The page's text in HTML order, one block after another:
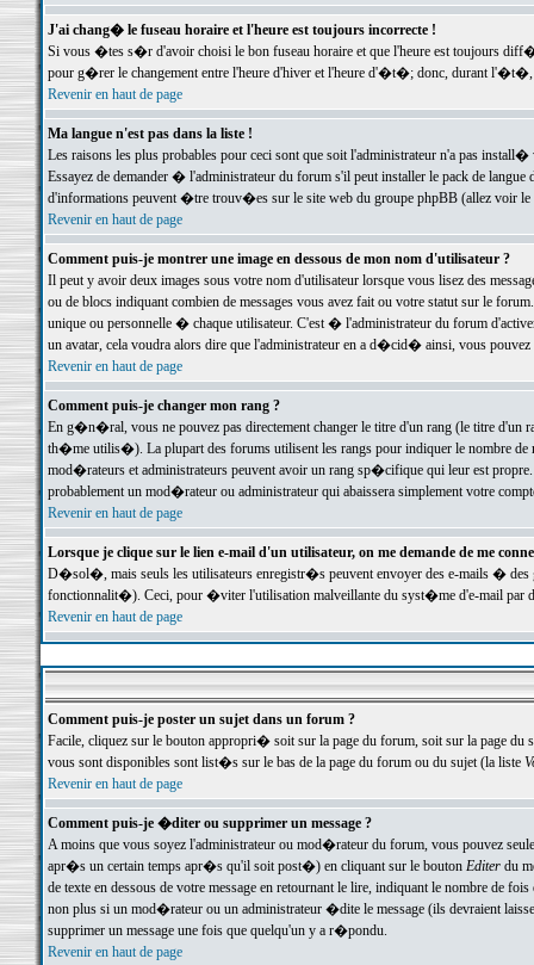
J'ai chang� le fuseau horaire et l'heure est toujours incorrecte !
Si vous �tes s�r d'avoir choisi le bon fuseau horaire et que l'heure est toujours
pour g�rer le changement entre l'heure d'hiver et l'heure d'�t�; donc, durant
Revenir en haut de page
Ma langue n'est pas dans la liste !
Les raisons les plus probables pour ceci sont que soit l'administrateur n'a pas
Essayez de demander � l'administrateur du forum s'il peut installer le pack de
d'informations peuvent �tre trouv�es sur le site web du groupe phpBB (allez voir le
Revenir en haut de page
Comment puis-je montrer une image en dessous de mon nom d'utilisateur ?
Il peut y avoir deux images sous votre nom d'utilisateur lorsque vous lisez des
ou de blocs indiquant combien de messages vous avez fait ou votre statut sur le
unique ou personnelle � chaque utilisateur. C'est � l'administrateur du forum
un avatar, cela voudra alors dire que l'administrateur en a d�cid� ainsi, vous
Revenir en haut de page
Comment puis-je changer mon rang ?
En g�n�ral, vous ne pouvez pas directement changer le titre d'un rang (le titre d'un
th�me utilis�). La plupart des forums utilisent les rangs pour indiquer le nombre de
mod�rateurs et administrateurs peuvent avoir un rang sp�cifique qui leur est
probablement un mod�rateur ou administrateur qui abaissera simplement votre
Revenir en haut de page
Lorsque je clique sur le lien e-mail d'un utilisateur, on me demande de me
D�sol�, mais seuls les utilisateurs enregistr�s peuvent envoyer des e-mails �
fonctionnalit�). Ceci, pour �viter l'utilisation malveillante du syst�me d'e-mail par
Revenir en haut de page
Comment puis-je poster un sujet dans un forum ?
Facile, cliquez sur le bouton appropri� soit sur la page du forum, soit sur la page du
vous sont disponibles sont list�s sur le bas de la page du forum ou du sujet (la liste
Revenir en haut de page
Comment puis-je �diter ou supprimer un message ?
A moins que vous soyez l'administrateur ou mod�rateur du forum, vous pouvez
apr�s un certain temps apr�s qu'il soit post�) en cliquant sur le bouton Editerdu
de texte en dessous de votre message en retournant le lire, indiquant le nombre
non plus si un mod�rateur ou un administrateur �dite le message (ils devraient
supprimer un message une fois que quelqu'un y a r�pondu.
Revenir en haut de page